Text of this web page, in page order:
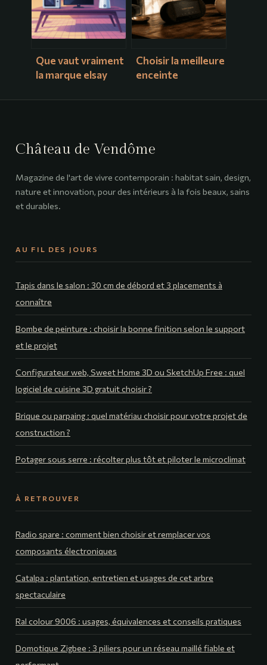
Que vaut vraiment
la marque elsay
high-tech
Choisir la meilleure
enceinte
écosystèmes et 5
un son sans
Château de Vendôme
Magazine de l'art de vivre contemporain : habitat sain, design,
nature et innovation, pour des intérieurs à la fois beaux, sains
et durables.
AU FIL DES JOURS
Tapis dans le salon : 30 cm de débord et 3 placements à
connaître
Bombe de peinture : choisir la bonne finition selon le support
et le projet
Configurateur web, Sweet Home 3D ou SketchUp Free : quel
logiciel de cuisine 3D gratuit choisir ?
Brique ou parpaing : quel matériau choisir pour votre projet de
construction ?
Potager sous serre : récolter plus tôt et piloter le microclimat
À RETROUVER
Radio spare : comment bien choisir et remplacer vos
composants électroniques
Catalpa : plantation, entretien et usages de cet arbre
spectaculaire
Ral colour 9006 : usages, équivalences et conseils pratiques
Domotique Zigbee : 3 piliers pour un réseau maillé fiable et